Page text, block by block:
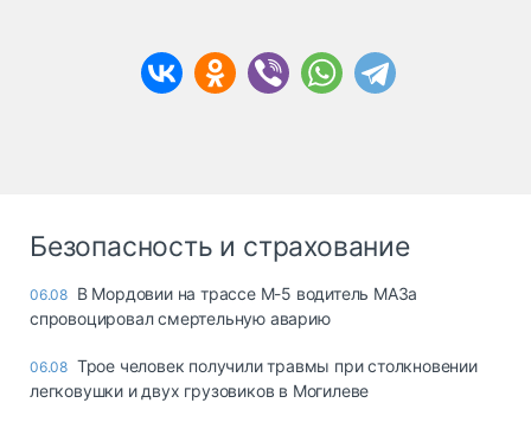
Безопасность и страхование
06.08 В Мордовии на трассе М-5 водитель МАЗа
спровоцировал смертельную аварию
06.08 Трое человек получили травмы при столкновении
легковушки и двух грузовиков в Могилеве